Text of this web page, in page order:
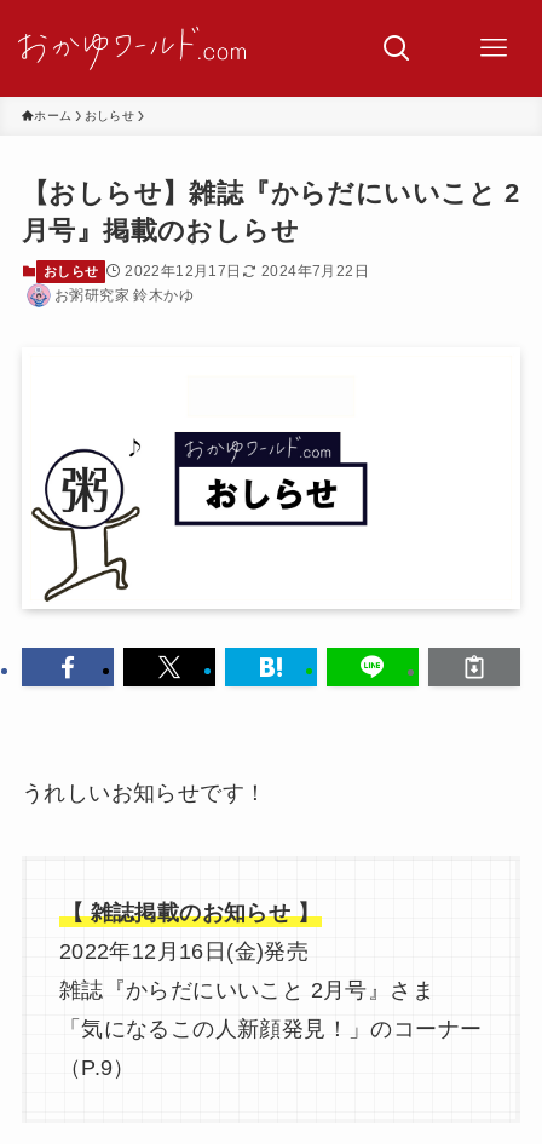
ホーム おしらせ
【おしらせ】雑誌『からだにいいこと 2
月号』掲載のおしらせ
おしらせ 2022年12月17日
2024年7月22日
お粥研究家 鈴木かゆ
うれしいお知らせです！
【 雑誌掲載のお知らせ 】
2022年12月16日(金)発売
雑誌『からだにいいこと 2月号』さま
「気になるこの人新顔発見！」のコーナー
（P.9）